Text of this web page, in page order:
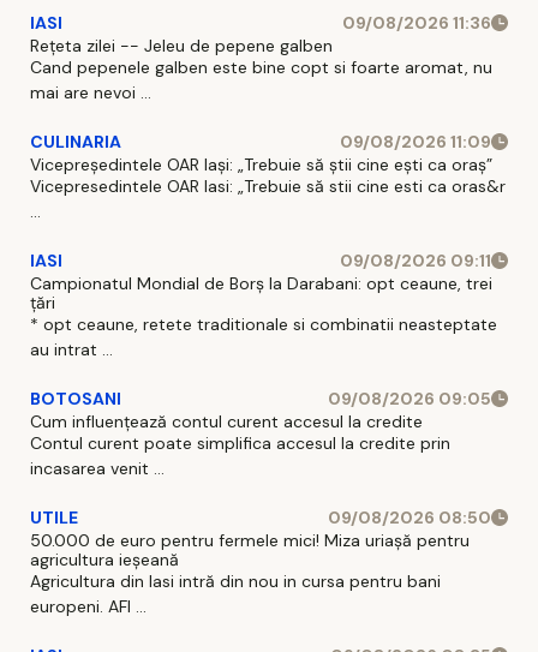
IASI
09/08/2026 11:36
Rețeta zilei -- Jeleu de pepene galben
Cand pepenele galben este bine copt si foarte aromat, nu
mai are nevoi ...
CULINARIA
09/08/2026 11:09
Vicepreședintele OAR Iași: „Trebuie să știi cine ești ca oraș”
Vicepresedintele OAR Iasi: „Trebuie să stii cine esti ca oras&r
...
IASI
09/08/2026 09:11
Campionatul Mondial de Borș la Darabani: opt ceaune, trei
țări
* opt ceaune, retete traditionale si combinatii neasteptate
au intrat ...
BOTOSANI
09/08/2026 09:05
Cum influențează contul curent accesul la credite
Contul curent poate simplifica accesul la credite prin
incasarea venit ...
UTILE
09/08/2026 08:50
50.000 de euro pentru fermele mici! Miza uriașă pentru
agricultura ieșeană
Agricultura din Iasi intră din nou in cursa pentru bani
europeni. AFI ...